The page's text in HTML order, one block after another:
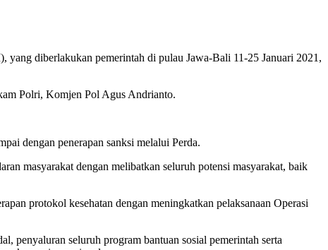
diberlakukan pemerintah di pulau Jawa-Bali 11-25 Januari 2021,
Polri, Komjen Pol Agus Andrianto.
dengan penerapan sanksi melalui Perda.
masyarakat dengan melibatkan seluruh potensi masyarakat, baik
protokol kesehatan dengan meningkatkan pelaksanaan Operasi
penyaluran seluruh program bantuan sosial pemerintah serta